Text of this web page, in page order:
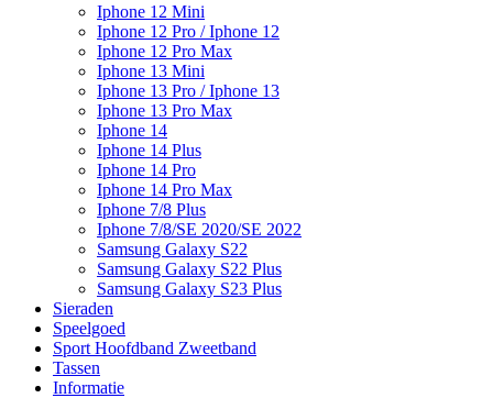
Iphone 12 Mini
Iphone 12 Pro / Iphone 12
Iphone 12 Pro Max
Iphone 13 Mini
Iphone 13 Pro / Iphone 13
Iphone 13 Pro Max
Iphone 14
Iphone 14 Plus
Iphone 14 Pro
Iphone 14 Pro Max
Iphone 7/8 Plus
Iphone 7/8/SE 2020/SE 2022
Samsung Galaxy S22
Samsung Galaxy S22 Plus
Samsung Galaxy S23 Plus
Sieraden
Speelgoed
Sport Hoofdband Zweetband
Tassen
Informatie